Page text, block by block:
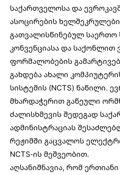
საქართველოსა და
ასოცირების
გათვალისწინებულ საერთო
კონვენციასა და საქონლით
ფორმალობების
გახდება ახალი
სისტემის (NCTS) ნაწილი.
მხარდაჭერით გაწეული
ძალისხმევის შედეგად
ადმინისტრაციას
რეჟიმში გაცვალოს
NCTS-ის მეშვეობით.
აღსანიშნავია, რომ